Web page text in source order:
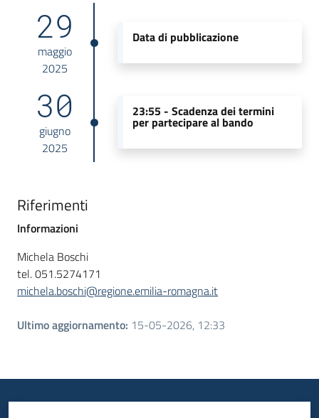
29
maggio
2025
Data di pubblicazione
30
giugno
2025
23:55 - Scadenza dei termini
per partecipare al bando
Riferimenti
Informazioni
Michela Boschi
tel. 051.5274171
michela.boschi@regione.emilia-romagna.it
Ultimo aggiornamento: 15-05-2026, 12:33